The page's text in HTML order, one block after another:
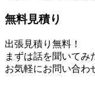
無料見積り
出張見積り無料！
まずは話を聞いてみ
お気軽にお問い合わ